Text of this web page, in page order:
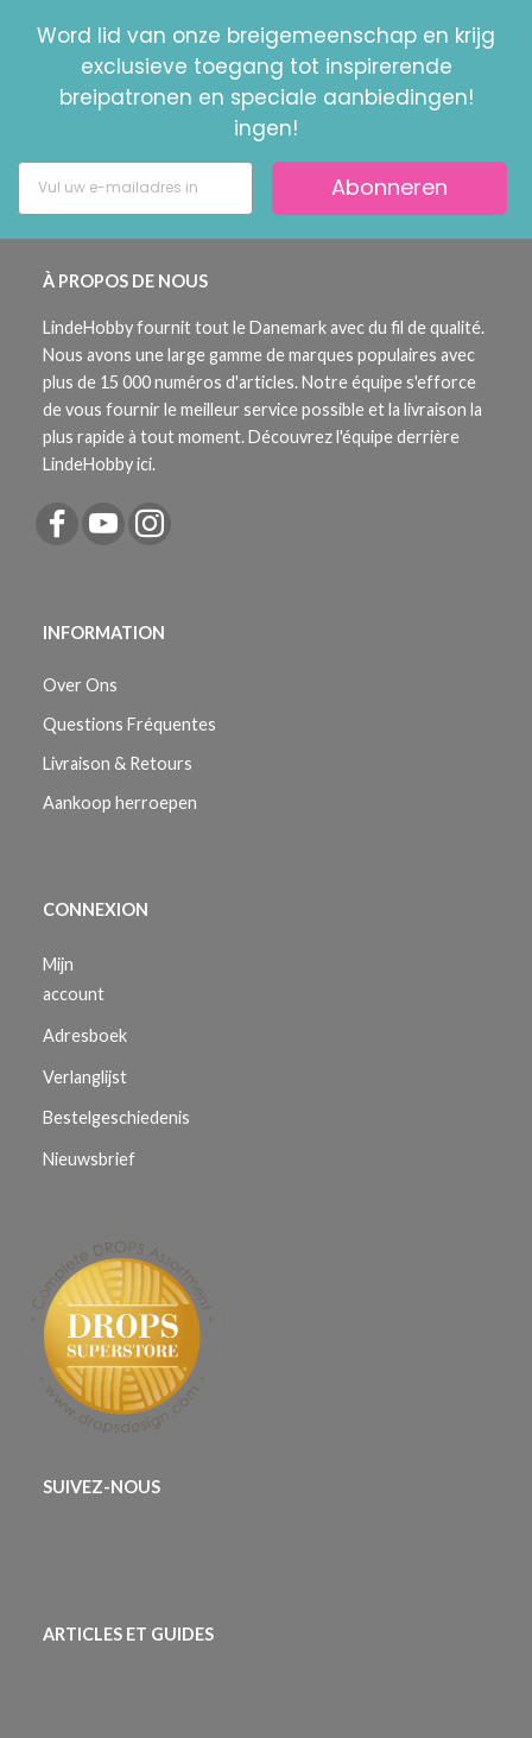
Word lid van onze breigemeenschap en krijg
exclusieve toegang tot inspirerende
breipatronen en speciale aanbiedingen!
ingen!
Abonneren
À PROPOS DE NOUS
LindeHobby fournit tout le Danemark avec du fil de qualité.
Nous avons une large gamme de marques populaires avec
plus de 15 000 numéros d'articles. Notre équipe s'efforce
de vous fournir le meilleur service possible et la livraison la
plus rapide à tout moment. Découvrez l'équipe derrière
LindeHobby ici.
INFORMATION
Over Ons
Questions Fréquentes
Livraison & Retours
Aankoop herroepen
CONNEXION
Mijn
account
Adresboek
Verlanglijst
Bestelgeschiedenis
Nieuwsbrief
SUIVEZ-NOUS
ARTICLES ET GUIDES